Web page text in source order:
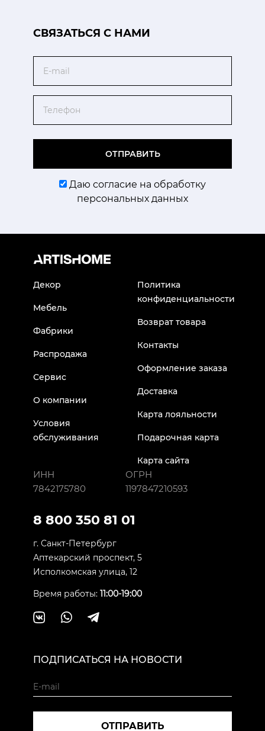
CВЯЗАТЬСЯ С НАМИ
ОТПРАВИТЬ
Даю согласие на обработку
персональных данных
Декор
Мебель
Фабрики
Распродажа
Сервис
О компании
Условия
обслуживания
Политика
конфиденциальности
Возврат товара
Контакты
Оформление заказа
Доставка
Карта лояльности
Подарочная карта
Карта сайта
ИНН
7842175780
ОГРН
1197847210593
8 800 350 81 01
г. Санкт-Петербург
Аптекарский проспект, 5
Исполкомская улица, 12
Время работы: 11:00-19:00
ПОДПИСАТЬСЯ НА НОВОСТИ
ОТПРАВИТЬ